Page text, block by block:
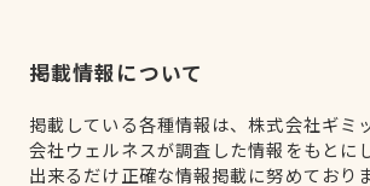
掲載情報について
掲載している各種情報は、株式会社ギミ
会社ウェルネスが調査した情報をもとに
出来るだけ正確な情報掲載に努めており